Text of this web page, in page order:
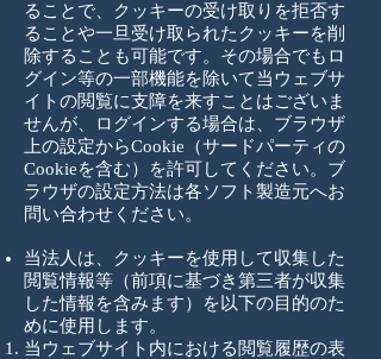
ることで、クッキーの受け取りを拒否す
ることや一旦受け取られたクッキーを削
除することも可能です。その場合でもロ
グイン等の一部機能を除いて当ウェブサ
イトの閲覧に支障を来すことはございま
せんが、ログインする場合は、ブラウザ
上の設定からCookie（サードパーティの
Cookieを含む）を許可してください。ブ
ラウザの設定方法は各ソフト製造元へお
問い合わせください。
当法人は、クッキーを使用して収集した
閲覧情報等（前項に基づき第三者が収集
した情報を含みます）を以下の目的のた
めに使用します。
当ウェブサイト内における閲覧履歴の表